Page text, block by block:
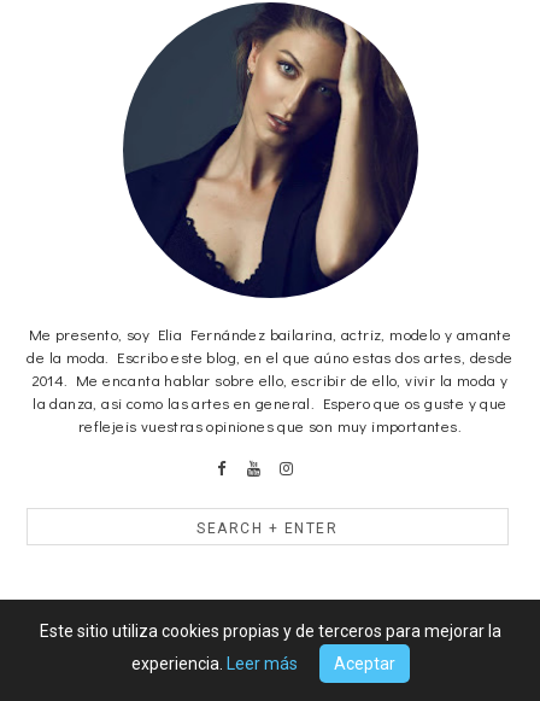
Me presento, soy Elia Fernández bailarina, actriz, modelo y amante
de la moda. Escribo este blog, en el que aúno estas dos artes, desde
2014. Me encanta hablar sobre ello, escribir de ello, vivir la moda y
la danza, asi como las artes en general. Espero que os guste y que
reflejeis vuestras opiniones que son muy importantes.
Este sitio utiliza cookies propias y de terceros para mejorar la
experiencia.
Leer más Aceptar